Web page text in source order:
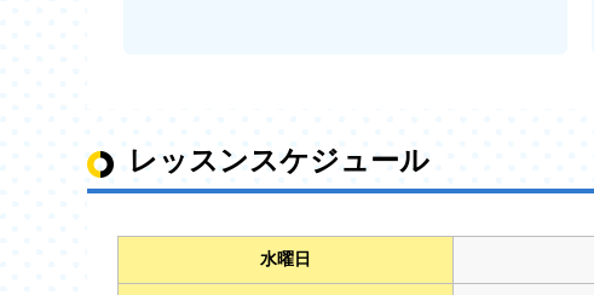
レッスンスケジュール
水曜日